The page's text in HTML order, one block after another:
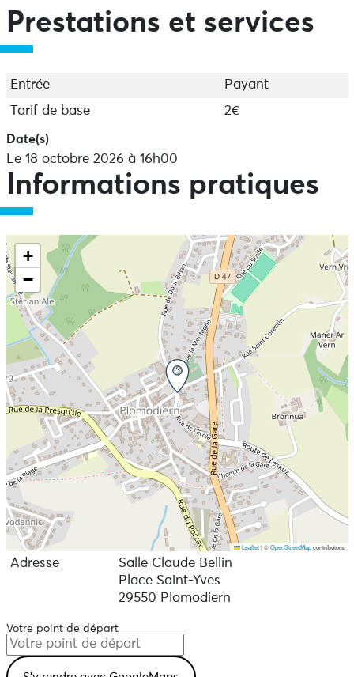
Prestations et services
Entrée
Payant
Tarif de base
2€
Date(s)
Le 18 octobre 2026 à 16h00
Informations pratiques
+
−
Leaflet |©OpenStreetMapcontributors
Adresse
Salle Claude Bellin
Place Saint-Yves
29550 Plomodiern
Votre point de départ